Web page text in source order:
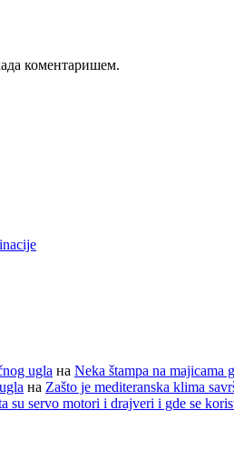
коментаришем.
ugla на Neka štampa na majicama
на Zašto je mediteranska klima
su servo motori i drajveri i gde se